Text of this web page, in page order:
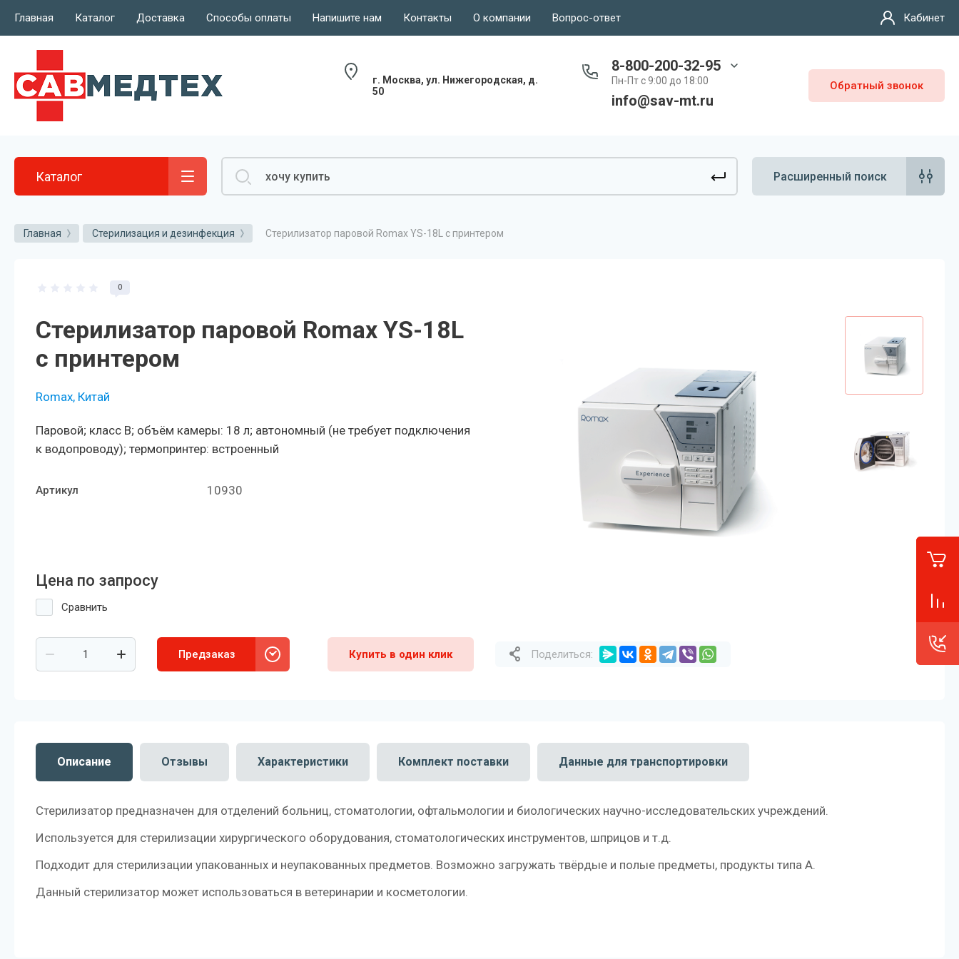
Отзывы
Главная Каталог Доставка Способы оплаты Напишите нам Контакты О компании Вопрос-ответ Кабинет
г. Москва, ул. Нижегородская, д.
50
8-800-200-32-95
Пн-Пт с 9:00 до 18:00
info@sav-mt.ru
Обратный звонок
Каталог Расширенный поиск
Главная Стерилизация и дезинфекция Стерилизатор паровой Romax YS-18L с принтером
0
Стерилизатор паровой Romax YS-18L
с принтером
Romax, Китай
Паровой; класс B; объём камеры: 18 л; автономный (не требует подключения
к водопроводу); термопринтер: встроенный
Артикул 10930
Цена по запросу
Сравнить
Предзаказ Купить в один клик Поделиться:
Описание Отзывы Характеристики Комплект поставки Данные для транспортировки
Стерилизатор предназначен для отделений больниц, стоматологии, офтальмологии и биологических научно-исследовательских учреждений.
Используется для стерилизации хирургического оборудования, стоматологических инструментов, шприцов и т.д.
Подходит для стерилизации упакованных и неупакованных предметов. Возможно загружать твёрдые и полые предметы, продукты типа А.
Данный стерилизатор может использоваться в ветеринарии и косметологии.